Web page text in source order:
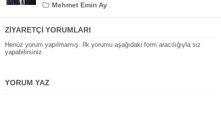
Mehmet Emin Ay
ZİYARETÇİ YORUMLARI
Henüz yorum yapılmamış. İlk yorumu aşağıdaki form aracılığıyla siz
yapabilirsiniz.
YORUM YAZ